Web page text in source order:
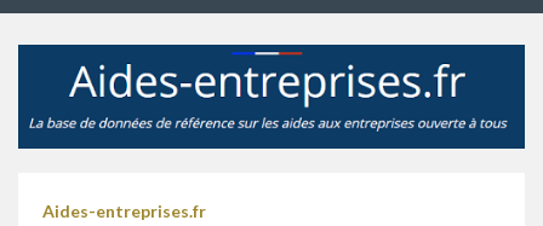
Aides-entreprises.fr